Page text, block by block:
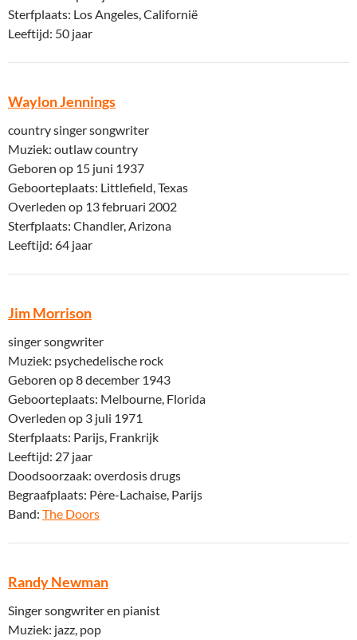
Sterfplaats: Los Angeles, Californië
Leeftijd: 50 jaar
Waylon Jennings
country singer songwriter
Muziek: outlaw country
Geboren op 15 juni 1937
Geboorteplaats: Littlefield, Texas
Overleden op 13 februari 2002
Sterfplaats: Chandler, Arizona
Leeftijd: 64 jaar
Jim Morrison
singer songwriter
Muziek: psychedelische rock
Geboren op 8 december 1943
Geboorteplaats: Melbourne, Florida
Overleden op 3 juli 1971
Sterfplaats: Parijs, Frankrijk
Leeftijd: 27 jaar
Doodsoorzaak: overdosis drugs
Begraafplaats: Père-Lachaise, Parijs
Band: The Doors
Randy Newman
Singer songwriter en pianist
Muziek: jazz, pop